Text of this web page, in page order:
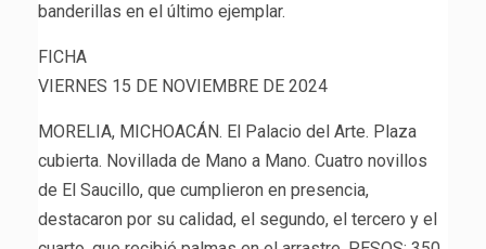
banderillas en el último ejemplar.
FICHA
VIERNES 15 DE NOVIEMBRE DE 2024
MORELIA, MICHOACÁN. El Palacio del Arte. Plaza
cubierta. Novillada de Mano a Mano. Cuatro novillos
de El Saucillo, que cumplieron en presencia,
destacaron por su calidad, el segundo, el tercero y el